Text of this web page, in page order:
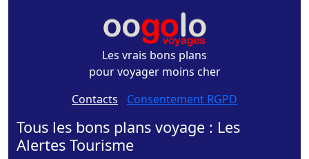
Les vrais bons plans
pour voyager moins cher
Contacts - Consentement RGPD
Tous les bons plans voyage : Les
Alertes Tourisme